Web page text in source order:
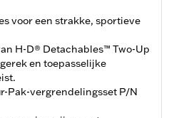
voor een strakke, sportieve
H-D® Detachables™ Two-Up
en toepasselijke
Pak-vergrendelingsset P/N